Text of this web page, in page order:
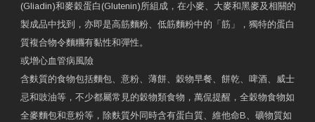
(Gliadin)和麥穀蛋白(Glutenin)所組成，在小麥、大麥和黑麥及相關的
製成品中找到，亦即是高筋麵粉、低筋麵粉中的「筋」，獨特的蛋白
質複合物令麵糰有黏性和彈性。
或增心血管病風險
含麩質的食物包括麵包、意粉、薄餅、穀物早餐、餅乾、啤酒、威士
忌和豉油等，不少都屬常見的穀物類食物，萬侃提醒，全穀物食物如
全麥麵包和意粉等，除麩質外同時含有蛋白質、維他命B、礦物質如